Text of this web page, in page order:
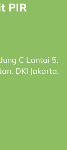
PIR
C Lantai 5.
DKI Jakarta,